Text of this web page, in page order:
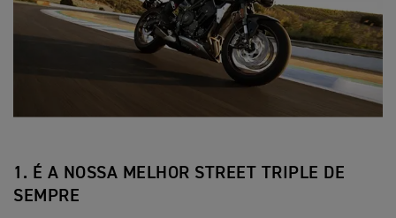
1. É A NOSSA MELHOR STREET TRIPLE DE
SEMPRE